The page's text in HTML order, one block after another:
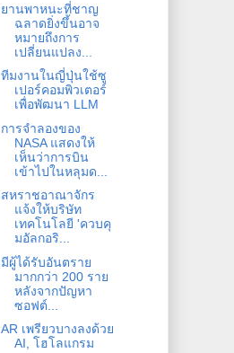
ยานพาหนะที่ชาญ
ฉลาดยิ่งขึ้นอาจ
หมายถึงการ
เปลี่ยนแปลง...
ทีมงานในญี่ปุ่นใช้ซู
เปอร์คอมพิวเตอร์
เพื่อพัฒนา LLM
การจำลองของ
NASA แสดงให้
เห็นว่าการบิน
เข้าไปในหลุมด...
สหราชอาณาจักร
แจ้งให้บริษัท
เทคโนโลยี 'ควบคุ
มอัลกอริ...
มีผู้ได้รับอันตราย
มากกว่า 200 ราย
หลังจากปัญหา
ซอฟต์...
AR เพรียวบางลงด้วย
AI, โฮโลแกรม